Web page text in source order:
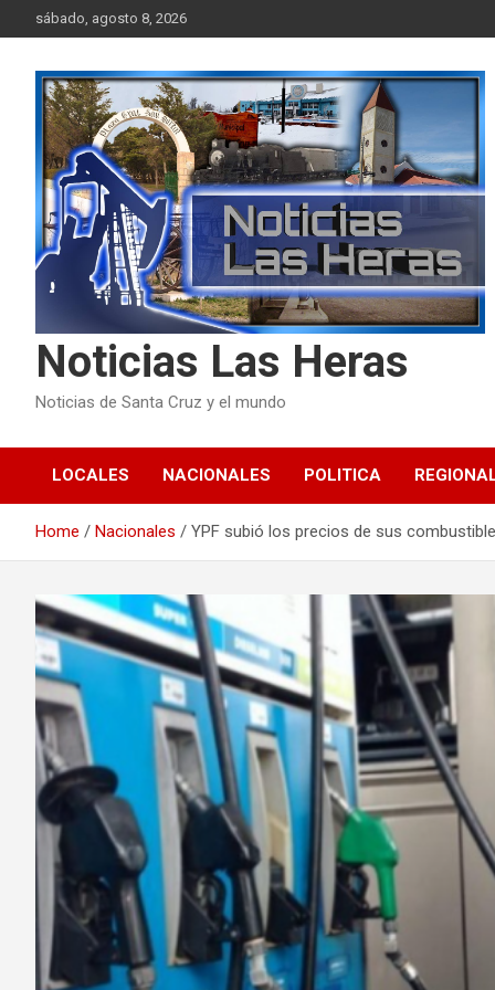
to
sábado, agosto 8, 2026
Noticias Las Heras
Noticias de Santa Cruz y el mundo
LOCALES NACIONALES POLITICA
Home Nacionales YPF subió los precios de sus